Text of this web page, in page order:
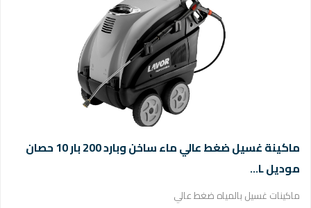
ماكينة غسيل ضغط عالي ماء ساخن وبارد 200 بار 10 حصان
موديل L...
ماكينات غسيل بالمياه ضغط عالي